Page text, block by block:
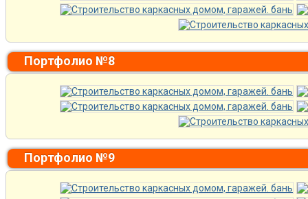
Портфолио №8
Портфолио №9